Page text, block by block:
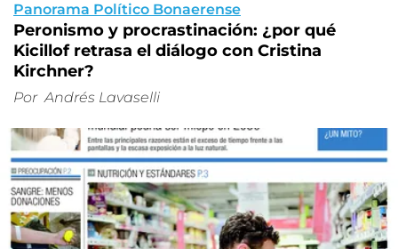
Panorama Político Bonaerense
Peronismo y procrastinación: ¿por qué
Kicillof retrasa el diálogo con Cristina
Kirchner?
Por Andrés Lavaselli